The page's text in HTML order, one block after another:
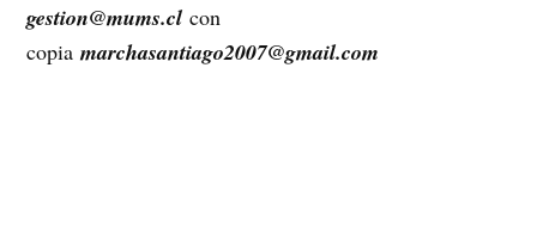
gestion@mums.clcon
copia marchasantiago2007@gmail.com